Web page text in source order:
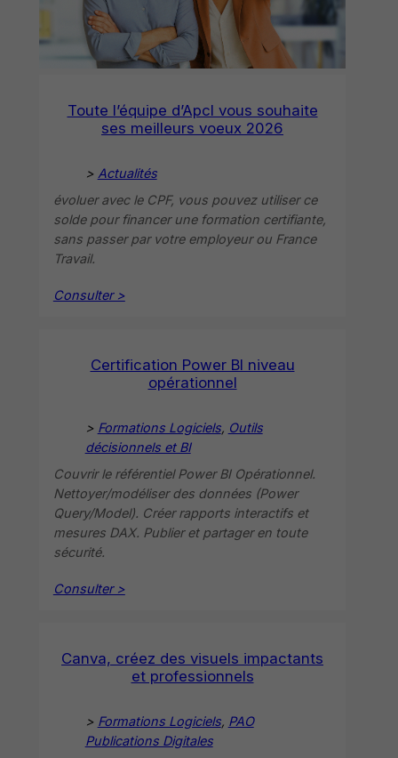
Toute l’équipe d’Apcl vous souhaite
ses meilleurs voeux 2026
> Actualités
évoluer avec le CPF, vous pouvez utiliser ce
solde pour financer une formation certifiante,
sans passer par votre employeur ou France
Travail.
Consulter >
Certification Power BI niveau
opérationnel
> Formations Logiciels, Outils
décisionnels et BI
Couvrir le référentiel Power BI Opérationnel.
Nettoyer/modéliser des données (Power
Query/Model). Créer rapports interactifs et
mesures DAX. Publier et partager en toute
sécurité.
Consulter >
Canva, créez des visuels impactants
et professionnels
> Formations Logiciels, PAO
Publications Digitales